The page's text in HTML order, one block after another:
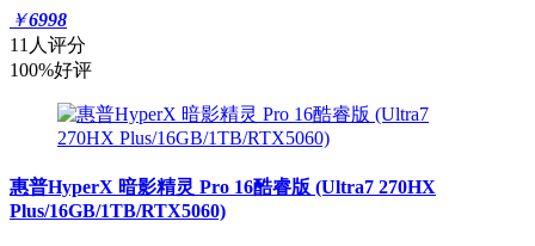
￥6998
11人评分
100%好评
惠普HyperX 暗影精灵 Pro 16酷睿版 (Ultra7 270HX
Plus/16GB/1TB/RTX5060)